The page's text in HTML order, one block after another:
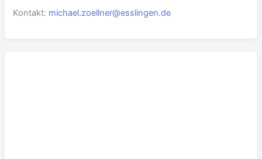
Kontakt: michael.zoellner@esslingen.de